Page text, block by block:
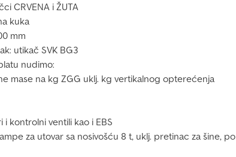
CRVENA i ŽUTA
kuka
mm
utikač SVK BG3
nudimo:
mase na kg ZGG uklj. kg vertikalnog opterećenja
kontrolni ventili kao i EBS
za utovar sa nosivošću 8 t, uklj. pretinac za šine, po